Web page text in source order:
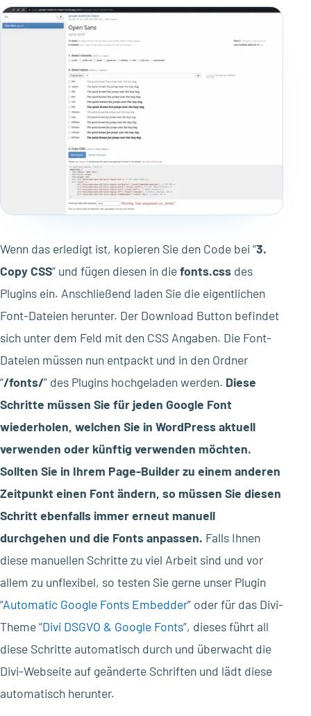
Wenn das erledigt ist, kopieren Sie den Code bei “3.
Copy CSS” und fügen diesen in diefonts.css des
Plugins ein. Anschließend laden Sie die eigentlichen
Font-Dateien herunter. Der Download Button befindet
sich unter dem Feld mit den CSS Angaben. Die Font-
Dateien müssen nun entpackt und in den Ordner
“/fonts/” des Plugins hochgeladen werden. Diese
Schritte müssen Sie für jeden Google Font
wiederholen, welchen Sie in WordPress aktuell
verwenden oder künftig verwenden möchten.
Sollten Sie in Ihrem Page-Builder zu einem anderen
Zeitpunkt einen Font ändern, so müssen Sie diesen
Schritt ebenfalls immer erneut manuell
durchgehen und die Fonts anpassen. Falls Ihnen
diese manuellen Schritte zu viel Arbeit sind und vor
allem zu unflexibel, so testen Sie gerne unser Plugin
“Automatic Google Fonts Embedder” oder für das Divi-
Theme “Divi DSGVO & Google Fonts”, dieses führt all
diese Schritte automatisch durch und überwacht die
Divi-Webseite auf geänderte Schriften und lädt diese
automatisch herunter.